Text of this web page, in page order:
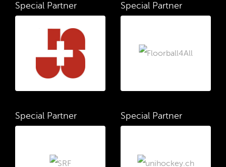
Special Partner Special Partner
Special Partner Special Partner